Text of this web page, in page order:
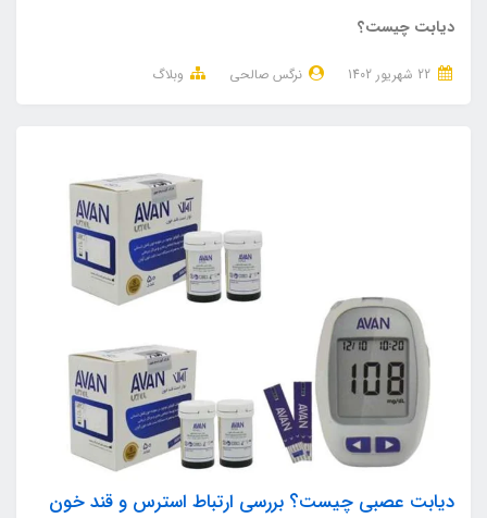
دیابت چیست؟
نرگس صالحی وبلاگ
دیابت عصبی چیست؟ بررسی ارتباط استرس و قند خون